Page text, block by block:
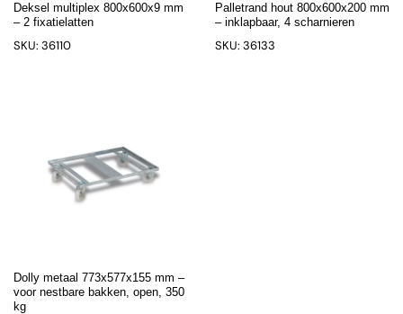
Deksel multiplex 800x600x9 mm
– 2 fixatielatten
SKU: 36110
Palletrand hout 800x600x200 mm
– inklapbaar, 4 scharnieren
SKU: 36133
Dolly metaal 773x577x155 mm –
voor nestbare bakken, open, 350
kg